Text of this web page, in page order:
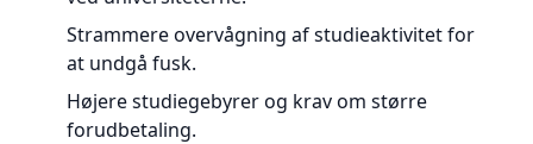
Strammere overvågning af studieaktivitet for
at undgå fusk.
Højere studiegebyrer og krav om større
forudbetaling.